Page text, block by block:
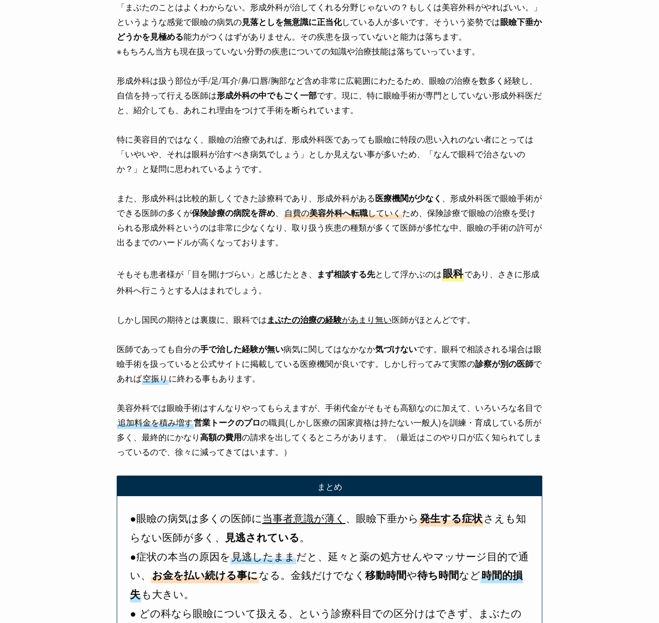
「まぶたのことはよくわからない。形成外科が治してくれる分野じゃないの？もしくは美容外科がやればいい。」
というような感覚で眼瞼の病気の見落としを無意識に正当化している人が多いです。そういう姿勢では眼瞼下垂か
どうかを見極める能力がつくはずがありません。その疾患を扱っていないと能力は落ちます。
※もちろん当方も現在扱っていない分野の疾患についての知識や治療技能は落ちていっています。
形成外科は扱う部位が手/足/耳介/鼻/口唇/胸部など含め非常に広範囲にわたるため、眼瞼の治療を数多く経験し、
自信を持って行える医師は形成外科の中でもごく一部です。現に、特に眼瞼手術が専門としていない形成外科医だ
と、紹介しても、あれこれ理由をつけて手術を断られています。
特に美容目的ではなく、眼瞼の治療であれば、形成外科医であっても眼瞼に特段の思い入れのない者にとっては
「いやいや、それは眼科が治すべき病気でしょう」としか見えない事が多いため、「なんで眼科で治さないの
か？」と疑問に思われているようです。
また、形成外科は比較的新しくできた診療科であり、形成外科がある医療機関が少なく 、形成外科医で眼瞼手術が
できる医師の多くが保険診療の病院を辞め、 自費の美容外科へ転職していくため、保険診療で眼瞼の治療を受け
られる形成外科というのは非常に少なくなり、取り扱う疾患の種類が多くて医師が多忙な中、眼瞼の手術の許可が
出るまでのハードルが高くなっております。
そもそも患者様が「目を開けづらい」と感じたとき、 まず相談する先として浮かぶのは眼科であり、さきに形成
外科へ行こうとする人はまれでしょう。
しかし国民の期待とは裏腹に、眼科ではまぶたの治療の経験があまり無い医師がほとんどです。
医師であっても自分の手で治した経験が無い病気に関してはなかなか気づけないです。眼科で相談される場合は眼
瞼手術を扱っていると公式サイトに掲載している医療機関が良いです。しかし行ってみて実際の診察が別の医師で
あれば空振りに終わる事もあります。
美容外科では眼瞼手術はすんなりやってもらえますが、手術代金がそもそも高額なのに加えて、いろいろな名目で
追加料金を積み増す営業トークのプロの職員(しかし医療の国家資格は持たない一般人)を訓練・育成している所が
多く、最終的にかなり高額の費用の請求を出してくるところがあります。（最近はこのやり口が広く知られてしま
っているので、徐々に減ってきてはいます。）
まとめ
●眼瞼の病気は多くの医師に 当事者意識が薄く 、眼瞼下垂から発生する症状さえも知
らない医師が多く、
見逃されている。
●症状の本当の原因を見逃したままだと、延々と薬の処方せんやマッサージ目的で通
い、 お金を払い続ける事になる。金銭だけでなく 移動時間や待ち時間など時間的損
失も大きい。
● どの科なら眼瞼について扱える、という診療科目での区分けはできず、まぶたの